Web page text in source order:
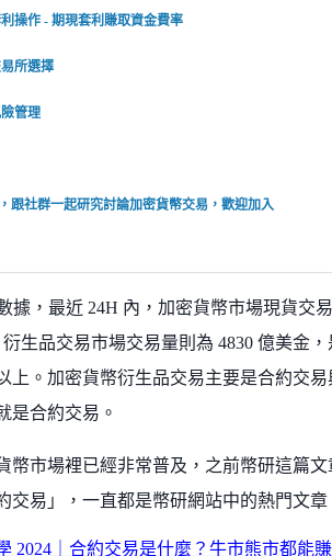
操作 - 期現套利賺取資金費率
所選擇
管理
跟社群一起研究討論加密貨幣交易，歡迎加入
據，最近 24H 內，加密貨幣市場現貨交
生品交易市場交易量則為 4830 億美金，
上。加密貨幣衍生品交易主要是合約交易
是合約交易。
幣市場裡已經非常普及，之前幣研這篇文
交易」，一直都是幣研網站中的熱門文章
2024｜合約交易是什麼？牛市熊市都能賺